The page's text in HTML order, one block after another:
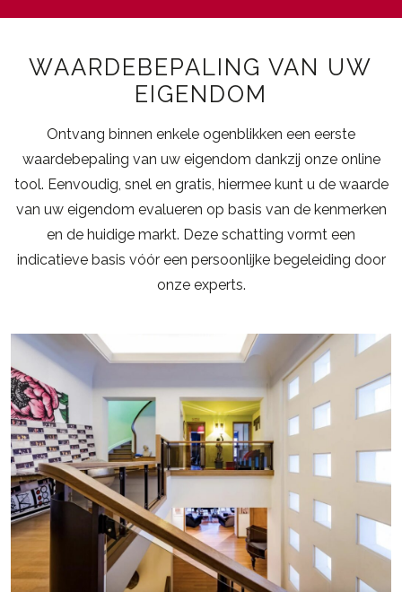
WAARDEBEPALING VAN UW
EIGENDOM
Ontvang binnen enkele ogenblikken een eerste
waardebepaling van uw eigendom dankzij onze online
tool. Eenvoudig, snel en gratis, hiermee kunt u de waarde
van uw eigendom evalueren op basis van de kenmerken
en de huidige markt. Deze schatting vormt een
indicatieve basis vóór een persoonlijke begeleiding door
onze experts.